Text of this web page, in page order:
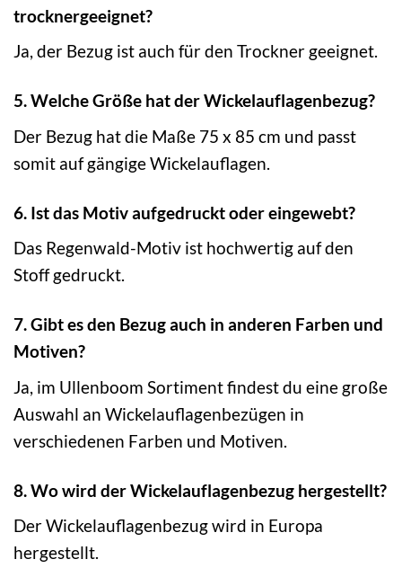
trocknergeeignet?
Ja, der Bezug ist auch für den Trockner geeignet.
5. Welche Größe hat der Wickelauflagenbezug?
Der Bezug hat die Maße 75 x 85 cm und passt
somit auf gängige Wickelauflagen.
6. Ist das Motiv aufgedruckt oder eingewebt?
Das Regenwald-Motiv ist hochwertig auf den
Stoff gedruckt.
7. Gibt es den Bezug auch in anderen Farben und
Motiven?
Ja, im Ullenboom Sortiment findest du eine große
Auswahl an Wickelauflagenbezügen in
verschiedenen Farben und Motiven.
8. Wo wird der Wickelauflagenbezug hergestellt?
Der Wickelauflagenbezug wird in Europa
hergestellt.